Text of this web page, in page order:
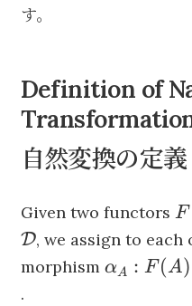
す。
Definition of
自然変換の定義
Given two functors F:
\to
F
D, we assign to
morphism \alpha_A:
αA : F(A)
.